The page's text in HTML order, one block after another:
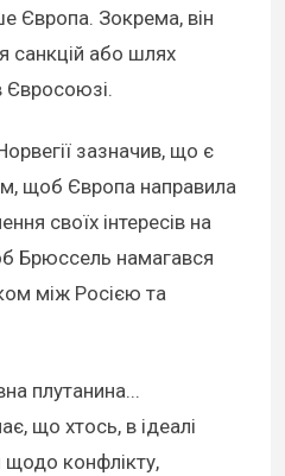
Європа. Зокрема, він
санкцій або шлях
Євросоюзі.
зазначив, що є
щоб Європа направила
своїх інтересів на
Брюссель намагався
між Росією та
плутанина...
що хтось, в ідеалі
конфлікту,